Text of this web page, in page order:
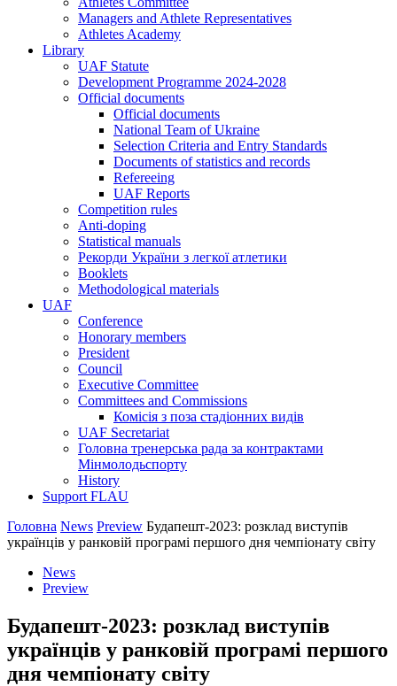
Managers and Athlete Representatives
Athletes Academy
Library
UAF Statute
Development Programme 2024-2028
Official documents
Official documents
National Team of Ukraine
Selection Criteria and Entry Standards
Documents of statistics and records
Refereeing
UAF Reports
Competition rules
Anti-doping
Statistical manuals
Рекорди України з легкої атлетики
Booklets
Methodological materials
UAF
Conference
Honorary members
President
Council
Executive Committee
Committees and Commissions
Комісія з поза стадіонних видів
UAF Secretariat
Головна тренерська рада за контрактами
Мінмолодьспорту
History
Support FLAU
Головна News Preview Будапешт-2023: розклад виступів
українців у ранковій програмі першого дня чемпіонату світу
News
Preview
Будапешт-2023: розклад виступів
українців у ранковій програмі першого
дня чемпіонату світу